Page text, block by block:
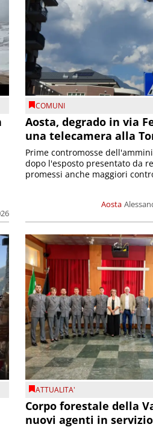
COMUNI
Aosta, degrado in via
una telecamera alla
Aosta
Prime contromosse
dopo l'esposto presentato da
promessi anche maggiori
ATTUALITA'
Corpo forestale della
nuovi agenti in